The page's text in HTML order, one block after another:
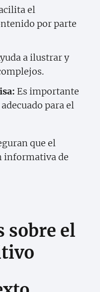
el
por parte
a ilustrar y
Es importante
para el
que el
informativa de
sobre el